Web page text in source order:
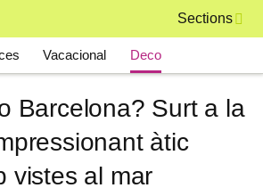
Sections
Vacacional Deco
Barcelona? Surt a la
àtic
vistes al mar